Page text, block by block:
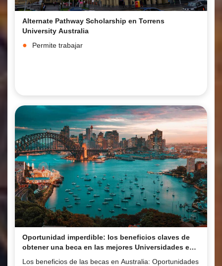
Alternate Pathway Scholarship en Torrens
University Australia
Permite trabajar
Oportunidad imperdible: los beneficios claves de
obtener una beca en las mejores Universidades en
Los beneficios de las becas en Australia: Oportunidades